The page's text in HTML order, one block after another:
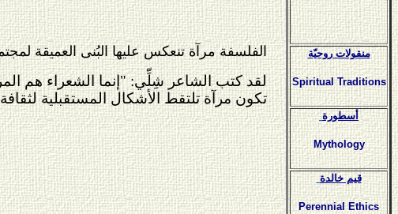
الفلسفة مرآة تنعكس عليها البُنى العميقة
لقد كتب الشاعر شِلِّي: "إنما الشعراء هم
تكون مرآة تلتقط الأشكال المستقبلية
منقولات روحيّة
Spiritual Traditions
أسطورة
Mythology
قيم خالدة
Perennial Ethics